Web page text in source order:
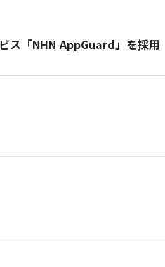
ス「NHN AppGuard」を採用